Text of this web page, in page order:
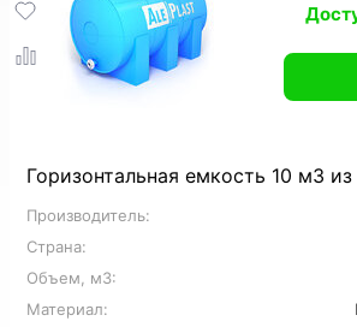
Горизонтальная емкость 10 м3
Производитель:
Страна:
Объем, м3:
Материал: